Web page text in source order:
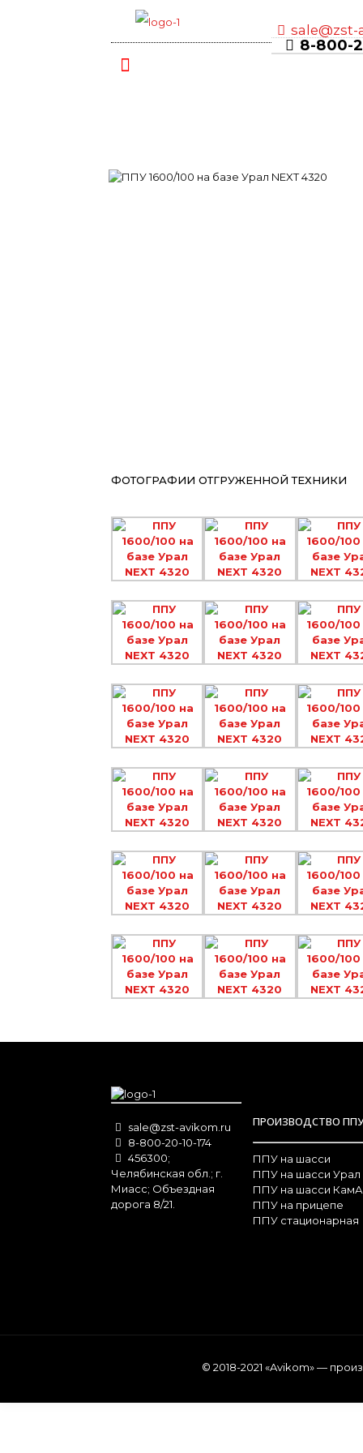
8-800-
ФОТОГРАФИИ ОТГРУЖЕННОЙ ТЕХНИКИ
sale@zst-avikom.ru
8-800-20-10-174
456300;
Челябинская обл.; г.
Миасс; Объездная
дорога 8/21.
ПРОИЗВОДСТВО ППУ
ППУ на шасси
ППУ на шасси Урал
ППУ на шасси
ППУ на прицепе
ППУ стационарная
© 2018-2021 «Avikom» —